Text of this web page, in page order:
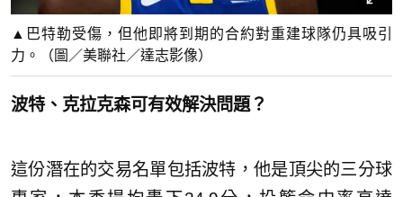
▲巴特勒受傷，但他即將到期的合約對重建球隊仍具吸引
力。（圖／美聯社／達志影像）
波特、克拉克森可有效解決問題？
這份潛在的交易名單包括波特，他是頂尖的三分球